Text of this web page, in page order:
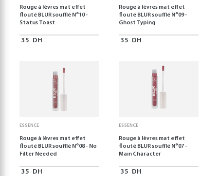
Rouge à lèvres mat effet
flouté BLUR soufflé N°10 -
Status Toast
35 DH
Rouge à lèvres mat effet
flouté BLUR soufflé N°09 -
Ghost Typing
35 DH
ESSENCE
Rouge à lèvres mat effet
flouté BLUR soufflé N°08 - No
Filter Needed
35 DH
ESSENCE
Rouge à lèvres mat effet
flouté BLUR soufflé N°07 -
Main Character
35 DH